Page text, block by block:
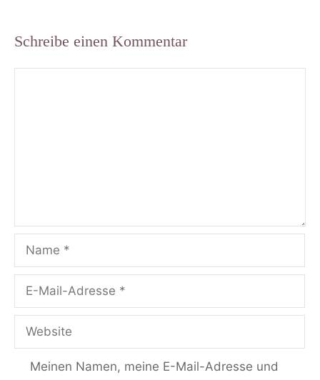
Schreibe einen Kommentar
Name
Mail-
Adresse
Website
Meinen Namen, meine E-Mail-Adresse und